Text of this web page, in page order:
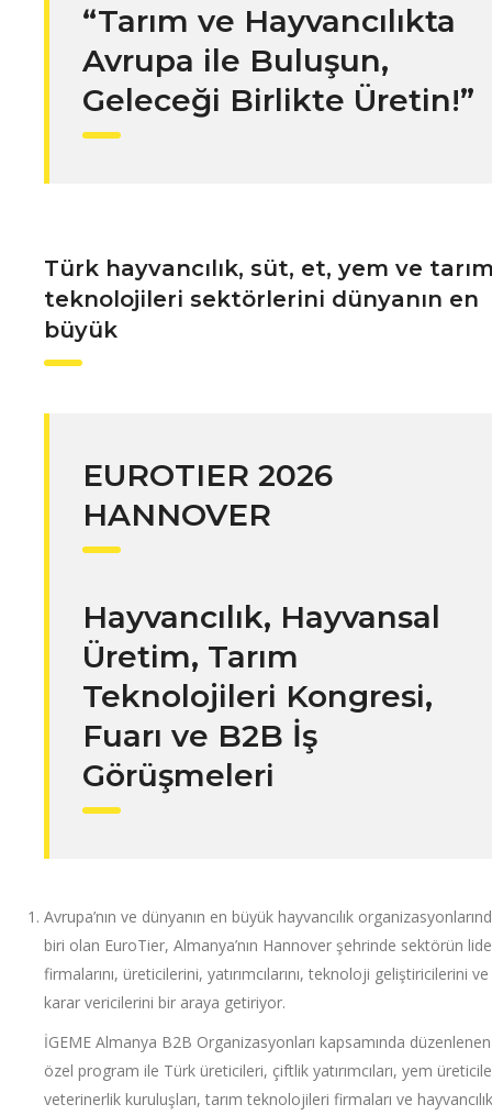
“Tarım ve Hayvancılıkta
Avrupa ile Buluşun,
Geleceği Birlikte Üretin!”
Türk hayvancılık, süt, et, yem ve
teknolojileri sektörlerini dünyanın en
büyük
EUROTIER 2026
HANNOVER
Hayvancılık, Hayvansal
Üretim, Tarım
Teknolojileri Kongresi,
Fuarı ve B2B İş
Görüşmeleri
Avrupa’nın ve dünyanın en büyük hayvancılık
biri olan EuroTier, Almanya’nın Hannover şehrinde sektörün
firmalarını, üreticilerini, yatırımcılarını, teknoloji geliştiricilerini ve
karar vericilerini bir araya getiriyor.
İGEME Almanya B2B Organizasyonları kapsamında
özel program ile Türk üreticileri, çiftlik yatırımcıları, yem
veterinerlik kuruluşları, tarım teknolojileri firmaları ve hayvancılık